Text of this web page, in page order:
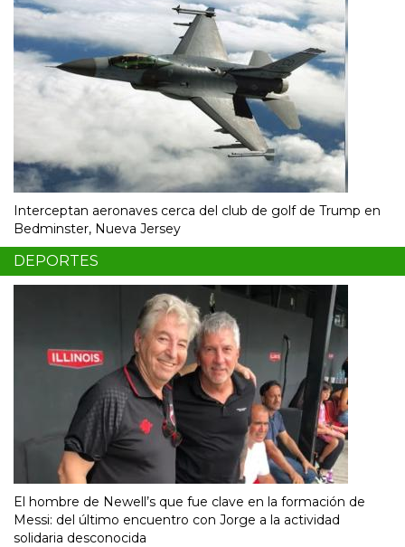
Interceptan aeronaves cerca del club de golf de Trump en
Bedminster, Nueva Jersey
DEPORTES
El hombre de Newell’s que fue clave en la formación de
Messi: del último encuentro con Jorge a la actividad
solidaria desconocida